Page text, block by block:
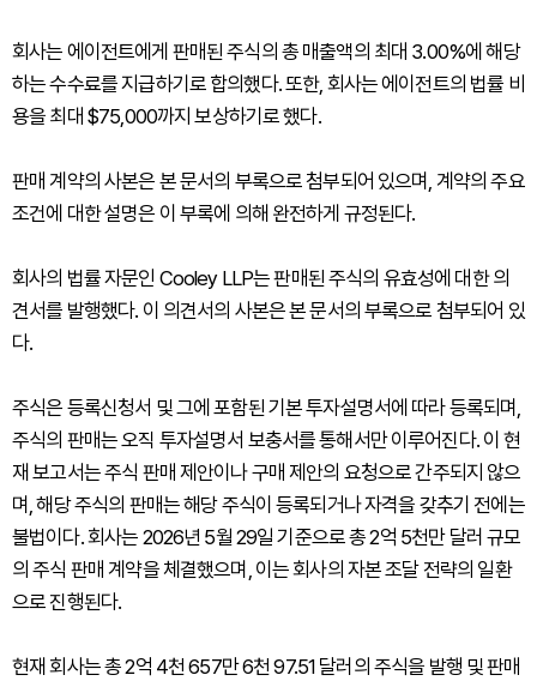
회사는 에이전트에게 판매된 주식의 총 매출액의 최대 3.00%에 해당
하는 수수료를 지급하기로 합의했다. 또한, 회사는 에이전트의 법률 비
용을 최대 $75,000까지 보상하기로 했다.
판매 계약의 사본은 본 문서의 부록으로 첨부되어 있으며, 계약의 주요
조건에 대한 설명은 이 부록에 의해 완전하게 규정된다.
회사의 법률 자문인 Cooley LLP는 판매된 주식의 유효성에 대한 의
견서를 발행했다. 이 의견서의 사본은 본 문서의 부록으로 첨부되어 있
다.
주식은 등록신청서 및 그에 포함된 기본 투자설명서에 따라 등록되며,
주식의 판매는 오직 투자설명서 보충서를 통해서만 이루어진다. 이 현
재 보고서는 주식 판매 제안이나 구매 제안의 요청으로 간주되지 않으
며, 해당 주식의 판매는 해당 주식이 등록되거나 자격을 갖추기 전에는
불법이다. 회사는 2026년 5월 29일 기준으로 총 2억 5천만 달러 규모
의 주식 판매 계약을 체결했으며, 이는 회사의 자본 조달 전략의 일환
으로 진행된다.
현재 회사는 총 2억 4천 657만 6천 97.51 달러의 주식을 발행 및 판매